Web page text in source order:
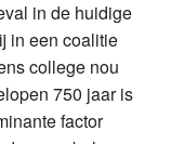
in de huidige
in een coalitie
college nou
750 jaar is
factor